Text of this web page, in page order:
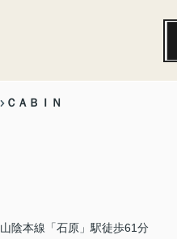
ＣＡＢＩＮ
山陰本線「石原」駅徒歩61分